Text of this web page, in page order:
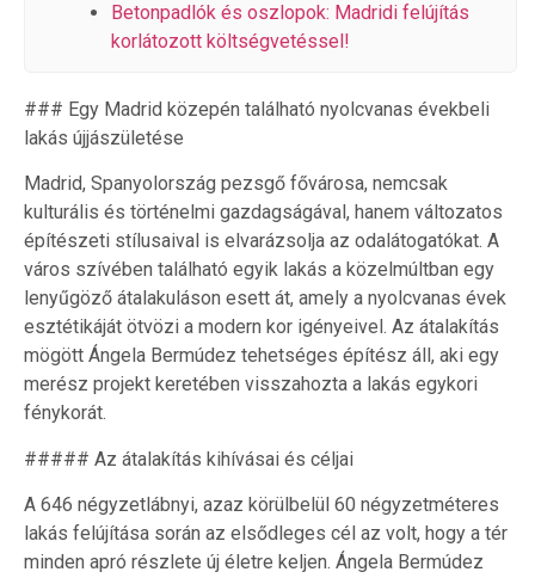
Betonpadlók és oszlopok: Madridi felújítás
korlátozott költségvetéssel!
### Egy Madrid közepén található nyolcvanas évekbeli
lakás újjászületése
Madrid, Spanyolország pezsgő fővárosa, nemcsak
kulturális és történelmi gazdagságával, hanem változatos
építészeti stílusaival is elvarázsolja az odalátogatókat. A
város szívében található egyik lakás a közelmúltban egy
lenyűgöző átalakuláson esett át, amely a nyolcvanas évek
esztétikáját ötvözi a modern kor igényeivel. Az átalakítás
mögött Ángela Bermúdez tehetséges építész áll, aki egy
merész projekt keretében visszahozta a lakás egykori
fénykorát.
##### Az átalakítás kihívásai és céljai
A 646 négyzetlábnyi, azaz körülbelül 60 négyzetméteres
lakás felújítása során az elsődleges cél az volt, hogy a tér
minden apró részlete új életre keljen. Ángela Bermúdez